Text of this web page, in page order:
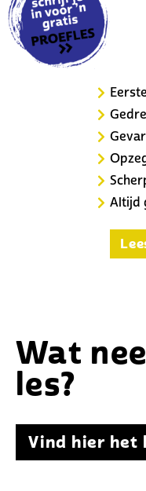
Wat
les?
Vind hier het